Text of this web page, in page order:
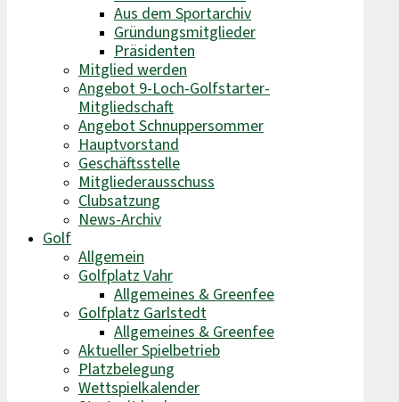
Aus dem Sportarchiv
Gründungsmitglieder
Präsidenten
Mitglied werden
Angebot 9-Loch-Golfstarter-
Mitgliedschaft
Angebot Schnuppersommer
Hauptvorstand
Geschäftsstelle
Mitgliederausschuss
Clubsatzung
News-Archiv
Golf
Allgemein
Golfplatz Vahr
Allgemeines & Greenfee
Golfplatz Garlstedt
Allgemeines & Greenfee
Aktueller Spielbetrieb
Platzbelegung
Wettspielkalender